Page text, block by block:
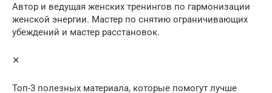
Автор и ведущая женских тренингов по гармонизации
женской энергии. Мастер по снятию ограничивающих
убеждений и мастер расстановок.
✕
Топ-3 полезных материала, которые помогут лучше